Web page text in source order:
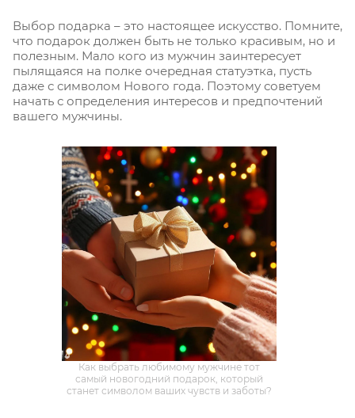
Выбор подарка – это настоящее искусство. Помните,
что подарок должен быть не только красивым, но и
полезным. Мало кого из мужчин заинтересует
пылящаяся на полке очередная статуэтка, пусть
даже с символом Нового года. Поэтому советуем
начать с определения интересов и предпочтений
вашего мужчины.
Как выбрать любимому мужчине тот
самый новогодний подарок, который
станет символом ваших чувств и заботы?